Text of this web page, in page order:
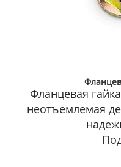
Фланцевая
неотъемлемая